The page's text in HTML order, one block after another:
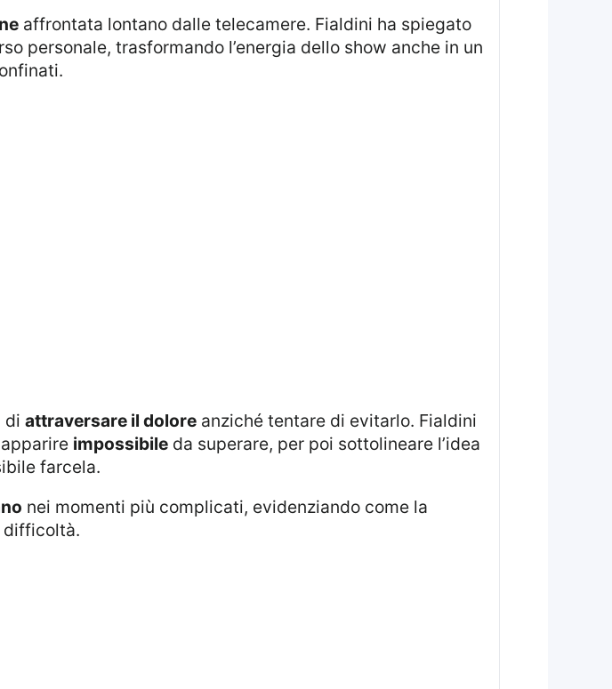
affrontata lontano dalle telecamere. Fialdini ha spiegato
personale, trasformando l’energia dello show anche in un
di attraversare il doloreanziché tentare di evitarlo. Fialdini
impossibileda superare, per poi sottolineare l’idea
farcela.
nei momenti più complicati, evidenziando come la
difficoltà.